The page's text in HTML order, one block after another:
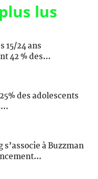
lus
15/24 ans
42 % des...
des adolescents
à Buzzman